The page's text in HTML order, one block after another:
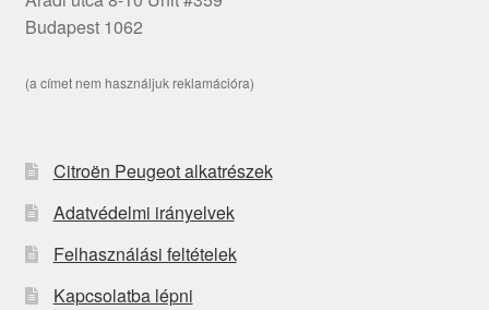
Budapest 1062
(a címet nem használjuk reklamációra)
Citroën Peugeot alkatrészek
Adatvédelmi irányelvek
Felhasználási feltételek
Kapcsolatba lépni